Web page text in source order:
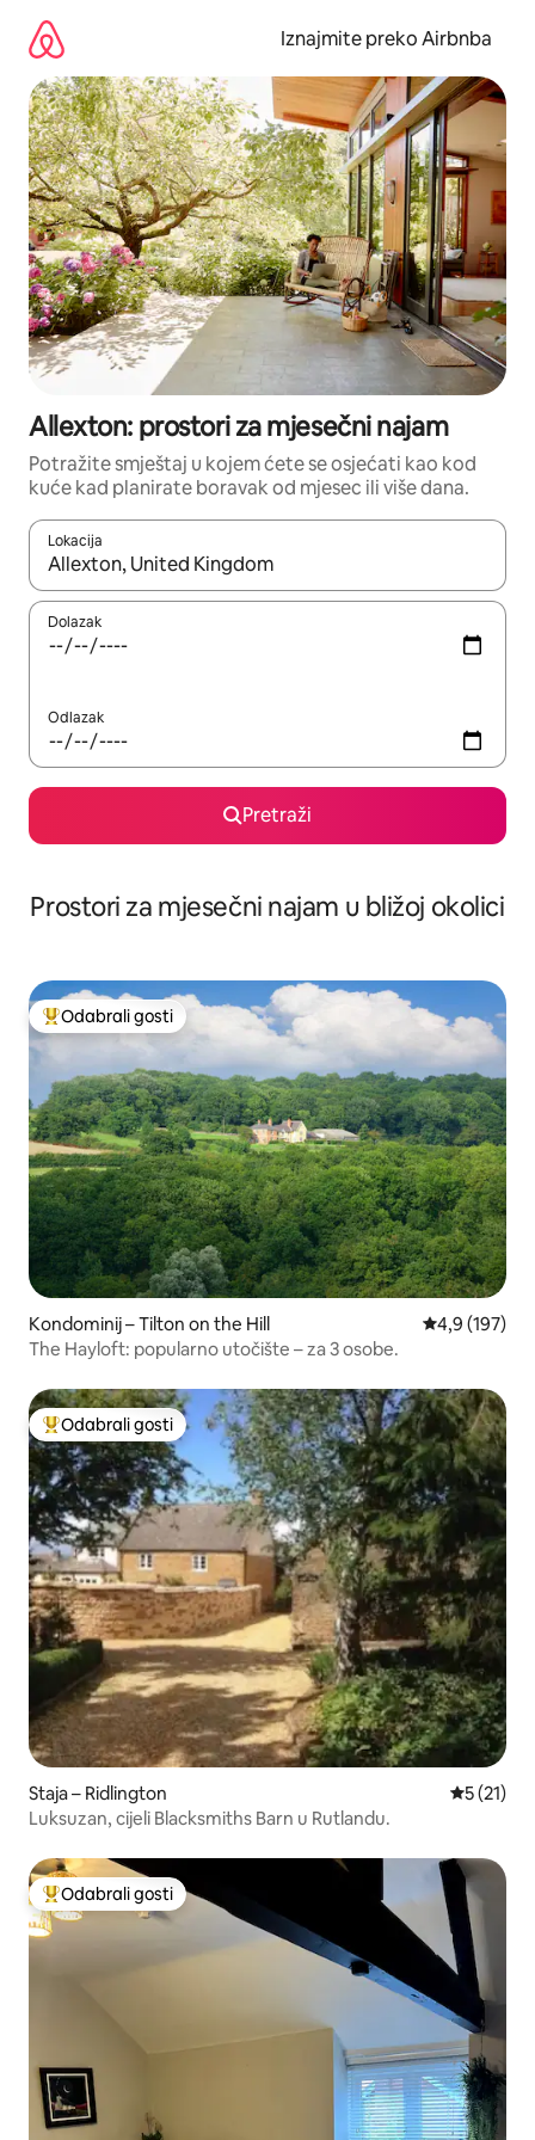
sadržaj
Iznajmite preko Airbnba
Allexton: prostori za mjesečni najam
Potražite smještaj u kojem ćete se osjećati kao kod
kuće kad planirate boravak od mjesec ili više dana.
Lokacija
Kada budu dostupni rezultati, moći ćete ih pregledati
Dolazak
Odlazak
Pretraži
Prostori za mjesečni najam u bližoj okolici
Među najviše rangiranima s oznakom „Odabrali gosti”
Odabrali gosti
Kondominij – Tilton on the Hill Prosječna
4,9 (197)
The Hayloft: popularno utočište – za 3 osobe.
Među najviše rangiranima s oznakom „Odabrali gosti”
Odabrali gosti
Staja – Ridlington Prosječna
5 (21)
Luksuzan, cijeli Blacksmiths Barn u Rutlandu.
Među najviše rangiranima s oznakom „Odabrali gosti”
Odabrali gosti